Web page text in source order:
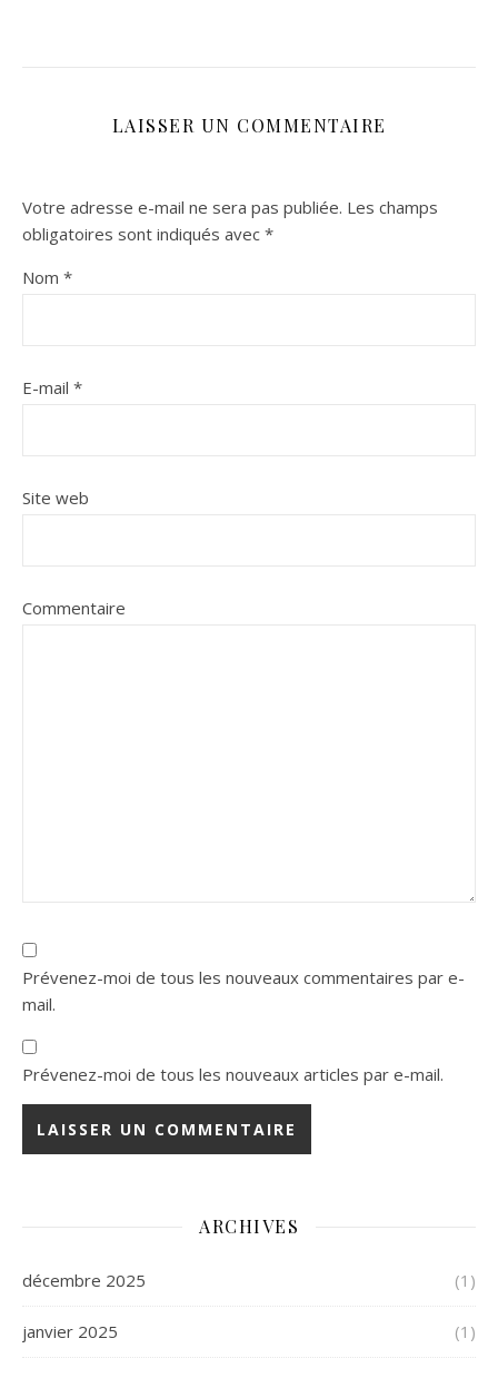
LAISSER UN COMMENTAIRE
Votre adresse e-mail ne sera pas publiée. Les champs
obligatoires sont indiqués avec *
Nom *
E-mail *
Site web
Commentaire
Prévenez-moi de tous les nouveaux commentaires par e-
mail.
Prévenez-moi de tous les nouveaux articles par e-mail.
ARCHIVES
décembre 2025 (1)
janvier 2025 (1)